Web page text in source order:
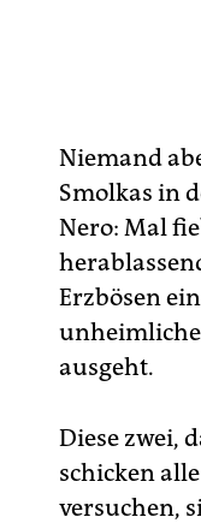
Niemand
Smolkas in
Nero: Mal
Erzbösen
unheimliche
ausgeht.
Diese zwei,
schicken
versuchen,